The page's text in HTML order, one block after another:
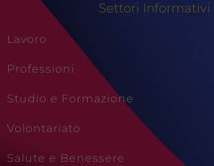
Settori Informativi
Lavoro
Professioni
Studio e Formazione
Volontariato
Salute e Benessere